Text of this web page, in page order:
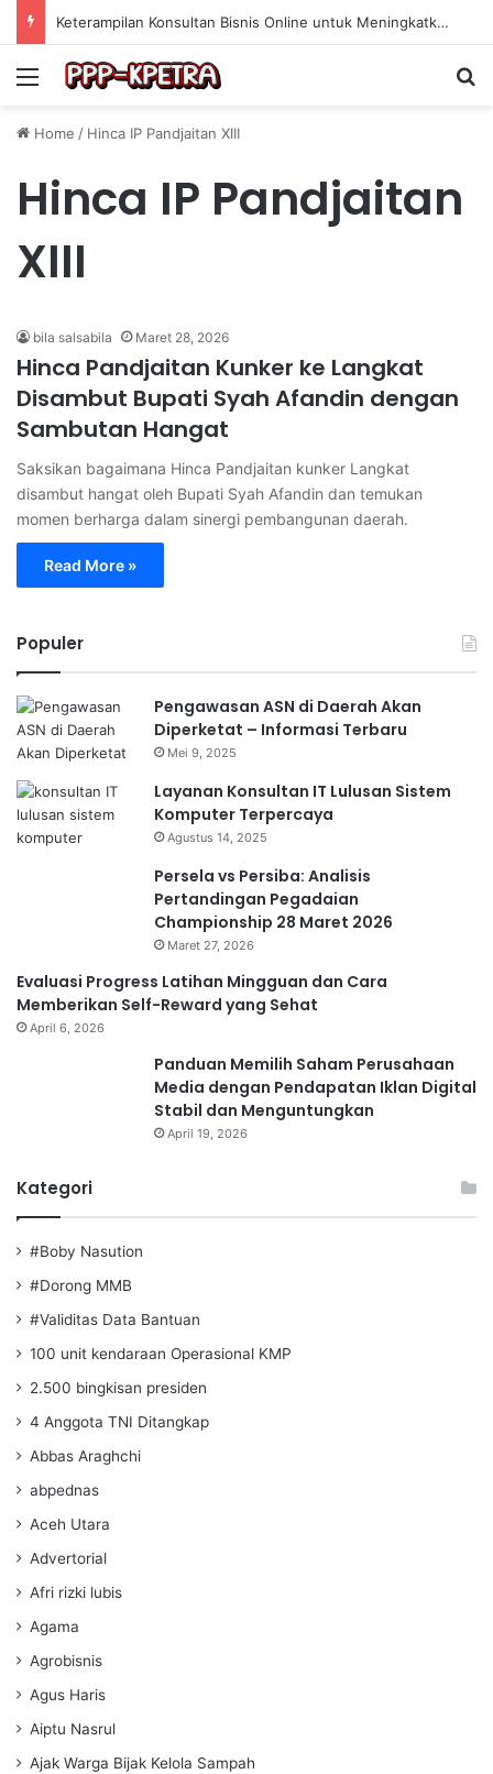
Keterampilan Konsultan Bisnis Online untuk Meningkatkan Pendapatan Berdasarkan Pengalaman Praktis
Menu
Home / Hinca IP Pandjaitan XIII
Hinca IP Pandjaitan
XIII
bila salsabila Maret 28, 2026
Hinca Pandjaitan Kunker ke Langkat
Disambut Bupati Syah Afandin dengan
Sambutan Hangat
Saksikan bagaimana Hinca Pandjaitan kunker Langkat
disambut hangat oleh Bupati Syah Afandin dan temukan
momen berharga dalam sinergi pembangunan daerah.
Read More »
Populer
Pengawasan ASN di Daerah Akan
Diperketat – Informasi Terbaru
Mei 9, 2025
Layanan Konsultan IT Lulusan Sistem
Komputer Terpercaya
Agustus 14, 2025
Persela vs Persiba: Analisis
Pertandingan Pegadaian
Championship 28 Maret 2026
Maret 27, 2026
Evaluasi Progress Latihan Mingguan dan Cara
Memberikan Self-Reward yang Sehat
April 6, 2026
Panduan Memilih Saham Perusahaan
Media dengan Pendapatan Iklan Digital
Stabil dan Menguntungkan
April 19, 2026
Kategori
#Boby Nasution
#Dorong MMB
#Validitas Data Bantuan
100 unit kendaraan Operasional KMP
2.500 bingkisan presiden
4 Anggota TNI Ditangkap
Abbas Araghchi
abpednas
Aceh Utara
Advertorial
Afri rizki lubis
Agama
Agrobisnis
Agus Haris
Aiptu Nasrul
Ajak Warga Bijak Kelola Sampah